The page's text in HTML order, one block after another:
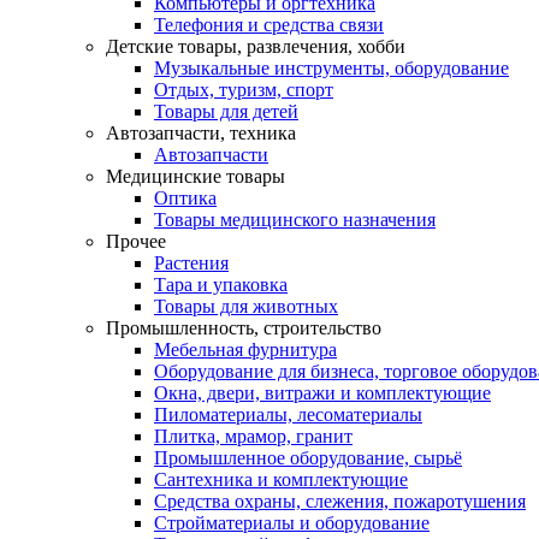
Телефония и средства связи
Детские товары, развлечения, хобби
Музыкальные инструменты, оборудование
Отдых, туризм, спорт
Товары для детей
Автозапчасти, техника
Автозапчасти
Медицинские товары
Оптика
Товары медицинского назначения
Прочее
Растения
Тара и упаковка
Товары для животных
Промышленность, строительство
Мебельная фурнитура
Оборудование для бизнеса, торговое
Окна, двери, витражи и комплектующие
Пиломатериалы, лесоматериалы
Плитка, мрамор, гранит
Промышленное оборудование, сырьё
Сантехника и комплектующие
Средства охраны, слежения, пожаротушения
Стройматериалы и оборудование